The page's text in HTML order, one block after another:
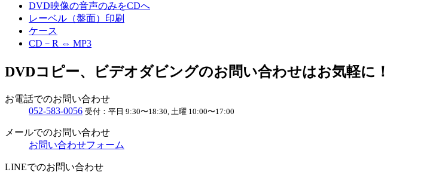
DVD映像の音声のみをCDへ
レーベル（盤面）印刷
ケース
CD－R ⇔ MP3
DVDコピー、ビデオダビングのお問い合わせはお気軽に！
お電話でのお問い合わせ
052-583-0056 受付： 平日 9:30〜18:30, 土曜 10:00〜17:00
メールでのお問い合わせ
お問い合わせフォーム
LINEでのお問い合わせ